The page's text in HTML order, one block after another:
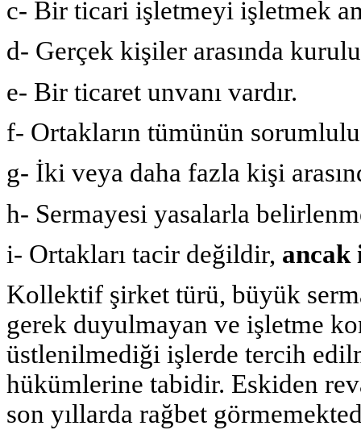
c- Bir ticari işletmeyi işletmek
d- Gerçek kişiler arasında
e- Bir ticaret unvanı vardır.
f- Ortakların tümünün
g- İki veya daha fazla kişi
h- Sermayesi yasalarla
i- Ortakları tacir değildir, ancak
Kollektif şirket türü, büyük
gerek duyulmayan ve işletme
üstlenilmediği işlerde tercih
hükümlerine tabidir. Eskiden
son yıllarda rağbet